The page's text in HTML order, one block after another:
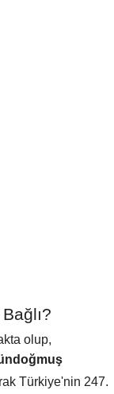
olup,
Türkiye'nin 247.